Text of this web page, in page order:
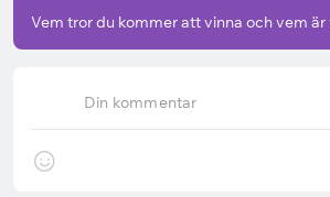
Din kommentar
Vem tror du kommer att vinna och vem